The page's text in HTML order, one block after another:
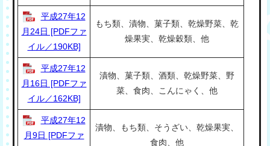
平成27年12
月24日 [PDFファ
イル／190KB]
もち類、漬物、菓子類、乾燥野菜、乾
燥果実、乾燥穀類、他
平成27年12
月16日 [PDFファ
イル／162KB]
漬物、菓子類、酒類、乾燥野菜、野
菜、食肉、こんにゃく、他
平成27年12
月9日 [PDFファ
漬物、もち類、そうざい、乾燥果実、
食肉、他